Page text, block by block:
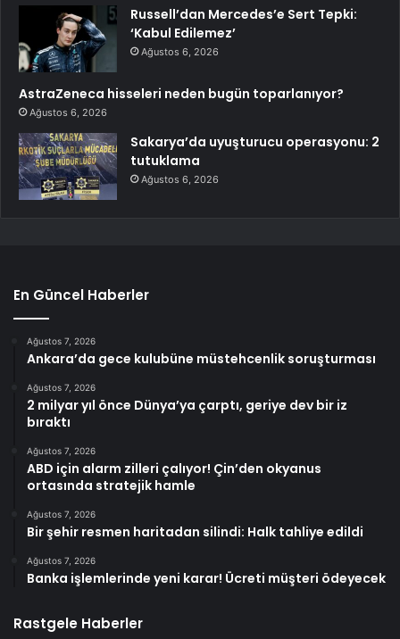
Russell’dan Mercedes’e Sert Tepki:
‘Kabul Edilemez’
Ağustos 6, 2026
AstraZeneca hisseleri neden bugün toparlanıyor?
Ağustos 6, 2026
Sakarya’da uyuşturucu operasyonu: 2
tutuklama
Ağustos 6, 2026
En Güncel Haberler
Ağustos 7, 2026
Ankara’da gece kulubüne müstehcenlik soruşturması
Ağustos 7, 2026
2 milyar yıl önce Dünya’ya çarptı, geriye dev bir iz
bıraktı
Ağustos 7, 2026
ABD için alarm zilleri çalıyor! Çin’den okyanus
ortasında stratejik hamle
Ağustos 7, 2026
Bir şehir resmen haritadan silindi: Halk tahliye edildi
Ağustos 7, 2026
Banka işlemlerinde yeni karar! Ücreti müşteri ödeyecek
Rastgele Haberler